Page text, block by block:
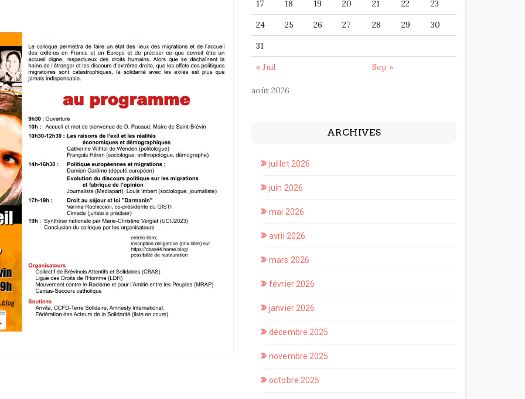
août 2026
17
18 19 20 21 22
23
24
25 26 27 28 29
30
31
« Juil
Sep »
ARCHIVES
juillet 2026
juin 2026
mai 2026
avril 2026
mars 2026
février 2026
janvier 2026
décembre 2025
novembre 2025
octobre 2025